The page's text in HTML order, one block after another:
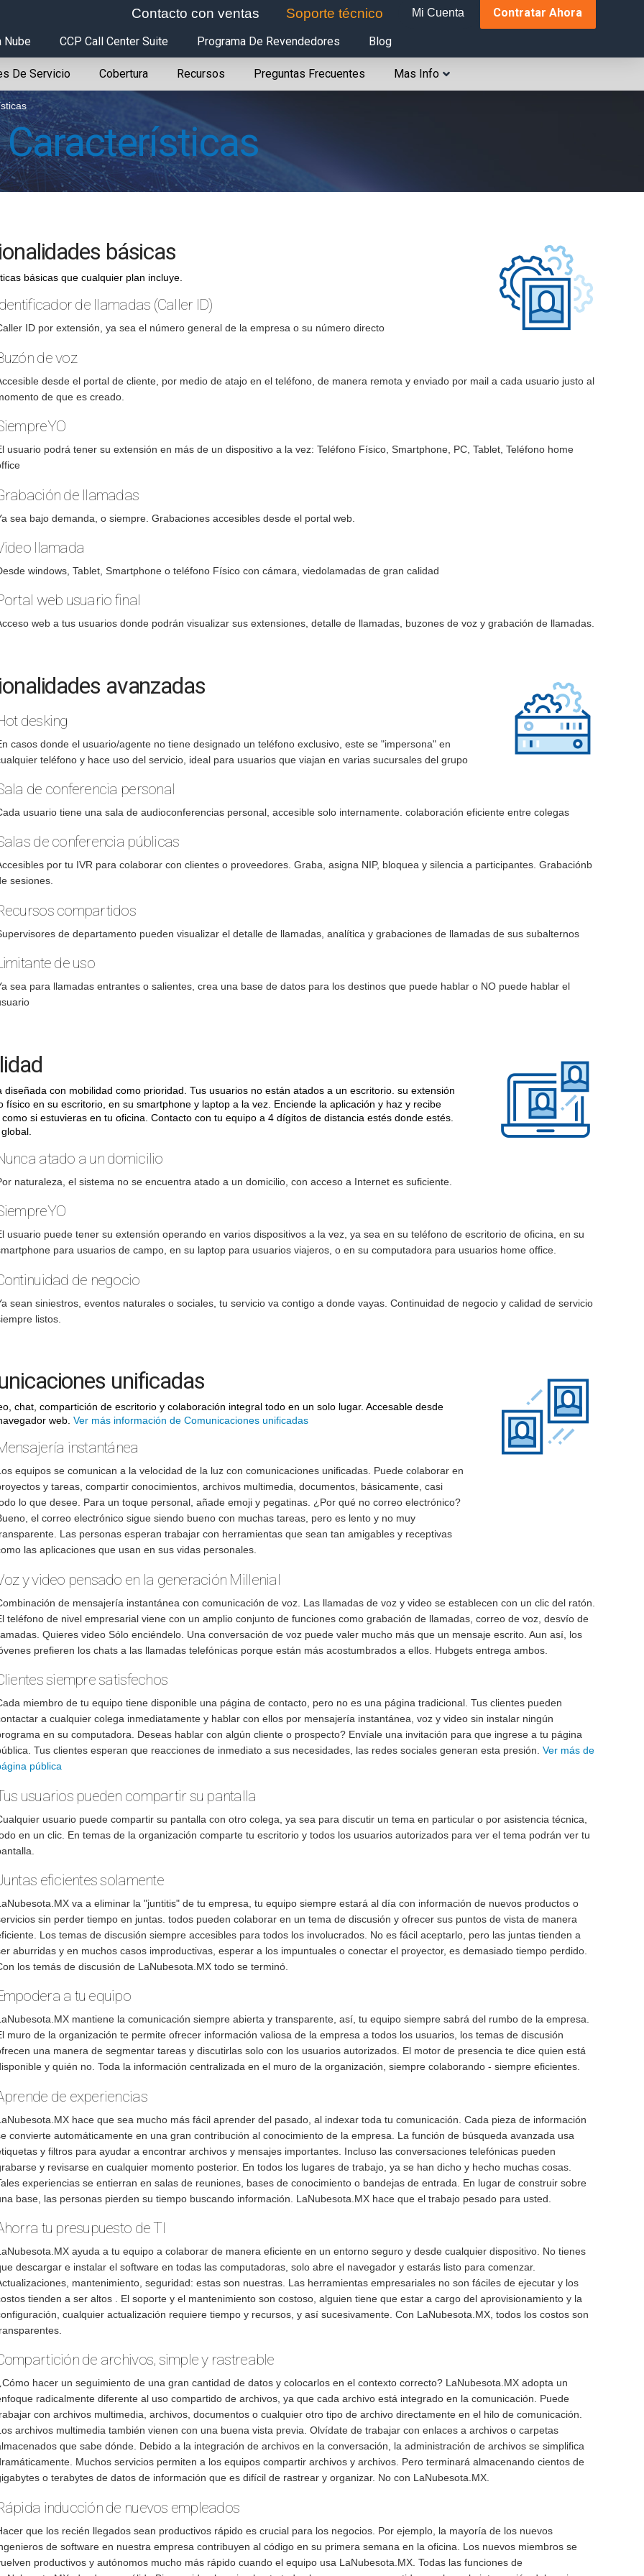
Contacto con ventas Soporte técnico Mi Cuenta Contratar Ahora
Nube CCP Call Center Suite Programa De Revendedores Blog
De Servicio Cobertura Recursos Preguntas Frecuentes Mas Info
Características
básicas
básicas que cualquier plan incluye.
de llamadas (Caller ID)
ID por extensión, ya sea el número general de la empresa o su número directo
de voz
desde el portal de cliente, por medio de atajo en el teléfono, de manera remota y enviado por mail a cada usuario justo al
de que es creado.
usuario podrá tener su extensión en más de un dispositivo a la vez: Teléfono Físico, Smartphone, PC, Tablet, Teléfono home
de llamadas
sea bajo demanda, o siempre. Grabaciones accesibles desde el portal web.
llamada
windows, Tablet, Smartphone o teléfono Físico con cámara, viedolamadas de gran calidad
web usuario final
web a tus usuarios donde podrán visualizar sus extensiones, detalle de llamadas, buzones de voz y grabación de llamadas.
avanzadas
desking
casos donde el usuario/agente no tiene designado un teléfono exclusivo, este se "impersona" en
teléfono y hace uso del servicio, ideal para usuarios que viajan en varias sucursales del grupo
de conferencia personal
usuario tiene una sala de audioconferencias personal, accesible solo internamente. colaboración eficiente entre colegas
de conferencia públicas
por tu IVR para colaborar con clientes o proveedores. Graba, asigna NIP, bloquea y silencia a participantes. Grabaciónb
sesiones.
compartidos
de departamento pueden visualizar el detalle de llamadas, analítica y grabaciones de llamadas de sus subalternos
de uso
sea para llamadas entrantes o salientes, crea una base de datos para los destinos que puede hablar o NO puede hablar el
diseñada con mobilidad como prioridad. Tus usuarios no están atados a un escritorio. su extensión
físico en su escritorio, en su smartphone y laptop a la vez. Enciende la aplicación y haz y recibe
si estuvieras en tu oficina. Contacto con tu equipo a 4 dígitos de distancia estés donde estés.
atado a un domicilio
naturaleza, el sistema no se encuentra atado a un domicilio, con acceso a Internet es suficiente.
usuario puede tener su extensión operando en varios dispositivos a la vez, ya sea en su teléfono de escritorio de oficina, en su
para usuarios de campo, en su laptop para usuarios viajeros, o en su computadora para usuarios home office.
de negocio
sean siniestros, eventos naturales o sociales, tu servicio va contigo a donde vayas. Continuidad de negocio y calidad de servicio
listos.
unificadas
chat, compartición de escritorio y colaboración integral todo en un solo lugar. Accesable desde
web. Ver más información de Comunicaciones unificadas
instantánea
equipos se comunican a la velocidad de la luz con comunicaciones unificadas. Puede colaborar en
y tareas, compartir conocimientos, archivos multimedia, documentos, básicamente, casi
lo que desee. Para un toque personal, añade emoji y pegatinas. ¿Por qué no correo electrónico?
el correo electrónico sigue siendo bueno con muchas tareas, pero es lento y no muy
Las personas esperan trabajar con herramientas que sean tan amigables y receptivas
las aplicaciones que usan en sus vidas personales.
y video pensado en la generación Millenial
de mensajería instantánea con comunicación de voz. Las llamadas de voz y video se establecen con un clic del ratón.
teléfono de nivel empresarial viene con un amplio conjunto de funciones como grabación de llamadas, correo de voz, desvío de
Quieres video Sólo enciéndelo. Una conversación de voz puede valer mucho más que un mensaje escrito. Aun así, los
prefieren los chats a las llamadas telefónicas porque están más acostumbrados a ellos. Hubgets entrega ambos.
siempre satisfechos
miembro de tu equipo tiene disponible una página de contacto, pero no es una página tradicional. Tus clientes pueden
a cualquier colega inmediatamente y hablar con ellos por mensajería instantánea, voz y video sin instalar ningún
en su computadora. Deseas hablar con algún cliente o prospecto? Envíale una invitación para que ingrese a tu página
Tus clientes esperan que reacciones de inmediato a sus necesidades, las redes sociales generan esta presión. Ver más de
pública
usuarios pueden compartir su pantalla
usuario puede compartir su pantalla con otro colega, ya sea para discutir un tema en particular o por asistencia técnica,
en un clic. En temas de la organización comparte tu escritorio y todos los usuarios autorizados para ver el tema podrán ver tu
eficientes solamente
va a eliminar la "juntitis" de tu empresa, tu equipo siempre estará al día con información de nuevos productos o
sin perder tiempo en juntas. todos pueden colaborar en un tema de discusión y ofrecer sus puntos de vista de manera
Los temas de discusión siempre accesibles para todos los involucrados. No es fácil aceptarlo, pero las juntas tienden a
aburridas y en muchos casos improductivas, esperar a los impuntuales o conectar el proyector, es demasiado tiempo perdido.
los temás de discusión de LaNubesota.MX todo se terminó.
a tu equipo
mantiene la comunicación siempre abierta y transparente, así, tu equipo siempre sabrá del rumbo de la empresa.
muro de la organización te permite ofrecer información valiosa de la empresa a todos los usuarios, los temas de discusión
una manera de segmentar tareas y discutirlas solo con los usuarios autorizados. El motor de presencia te dice quien está
y quién no. Toda la información centralizada en el muro de la organización, siempre colaborando - siempre eficientes.
de experiencias
hace que sea mucho más fácil aprender del pasado, al indexar toda tu comunicación. Cada pieza de información
convierte automáticamente en una gran contribución al conocimiento de la empresa. La función de búsqueda avanzada usa
y filtros para ayudar a encontrar archivos y mensajes importantes. Incluso las conversaciones telefónicas pueden
y revisarse en cualquier momento posterior. En todos los lugares de trabajo, ya se han dicho y hecho muchas cosas.
experiencias se entierran en salas de reuniones, bases de conocimiento o bandejas de entrada. En lugar de construir sobre
base, las personas pierden su tiempo buscando información. LaNubesota.MX hace que el trabajo pesado para usted.
tu presupuesto de TI
ayuda a tu equipo a colaborar de manera eficiente en un entorno seguro y desde cualquier dispositivo. No tienes
descargar e instalar el software en todas las computadoras, solo abre el navegador y estarás listo para comenzar.
mantenimiento, seguridad: estas son nuestras. Las herramientas empresariales no son fáciles de ejecutar y los
tienden a ser altos . El soporte y el mantenimiento son costoso, alguien tiene que estar a cargo del aprovisionamiento y la
cualquier actualización requiere tiempo y recursos, y así sucesivamente. Con LaNubesota.MX, todos los costos son
de archivos, simple y rastreable
hacer un seguimiento de una gran cantidad de datos y colocarlos en el contexto correcto? LaNubesota.MX adopta un
radicalmente diferente al uso compartido de archivos, ya que cada archivo está integrado en la comunicación. Puede
con archivos multimedia, archivos, documentos o cualquier otro tipo de archivo directamente en el hilo de comunicación.
archivos multimedia también vienen con una buena vista previa. Olvídate de trabajar con enlaces a archivos o carpetas
que sabe dónde. Debido a la integración de archivos en la conversación, la administración de archivos se simplifica
Muchos servicios permiten a los equipos compartir archivos y archivos. Pero terminará almacenando cientos de
o terabytes de datos de información que es difícil de rastrear y organizar. No con LaNubesota.MX.
inducción de nuevos empleados
que los recién llegados sean productivos rápido es crucial para los negocios. Por ejemplo, la mayoría de los nuevos
de software en nuestra empresa contribuyen al código en su primera semana en la oficina. Los nuevos miembros se
productivos y autónomos mucho más rápido cuando el equipo usa LaNubesota.MX. Todas las funciones de